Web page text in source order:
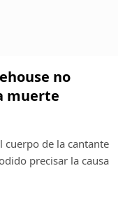
no
muerte
cuerpo de la cantante
precisar la causa